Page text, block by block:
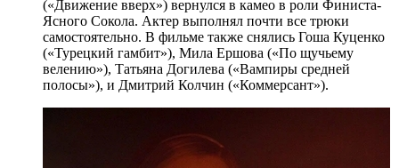
(«Движение вверх») вернулся в камео в роли Финиста-
Ясного Сокола. Актер выполнял почти все трюки
самостоятельно. В фильме также снялись Гоша Куценко
(«Турецкий гамбит»), Мила Ершова («По щучьему
велению»), Татьяна Догилева («Вампиры средней
полосы»), и Дмитрий Колчин («Коммерсант»).